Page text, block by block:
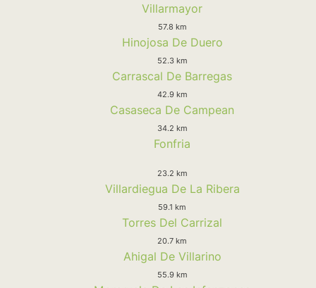
Villarmayor
57.8 km
Hinojosa De Duero
52.3 km
Carrascal De Barregas
42.9 km
Casaseca De Campean
34.2 km
Fonfria
23.2 km
Villardiegua De La Ribera
59.1 km
Torres Del Carrizal
20.7 km
Ahigal De Villarino
55.9 km